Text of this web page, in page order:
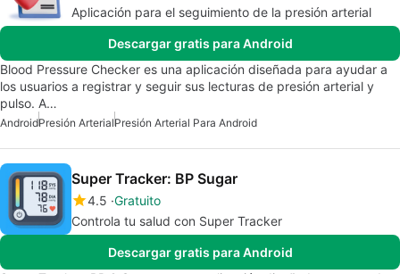
Aplicación para el seguimiento de la presión arterial
Descargar gratis para Android
Blood Pressure Checker es una aplicación diseñada para ayudar a
los usuarios a registrar y seguir sus lecturas de presión arterial y
pulso. A…
AndroidPresión ArterialPresión Arterial Para Android
Super Tracker: BP Sugar
4.5 Gratuito
Controla tu salud con Super Tracker
Descargar gratis para Android